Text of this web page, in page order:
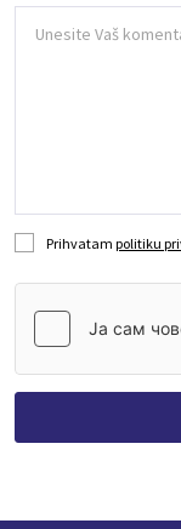
Prihvatam politiku